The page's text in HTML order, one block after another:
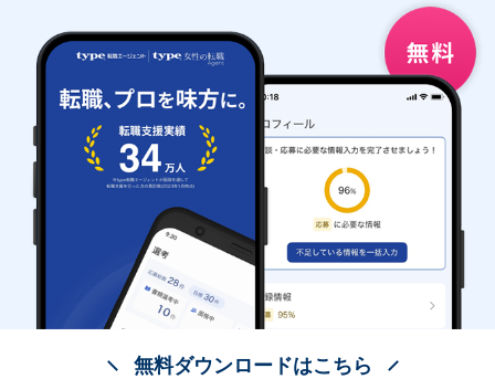
無料ダウンロードはこちら